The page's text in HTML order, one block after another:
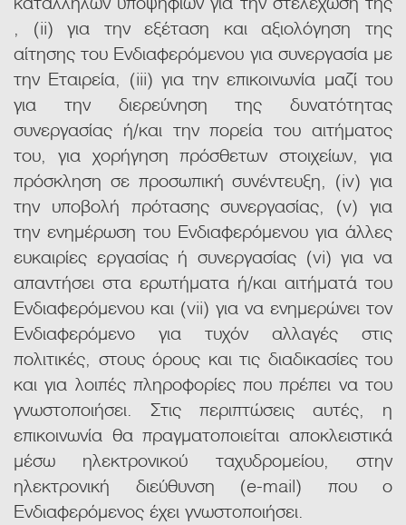
, (ii) για την εξέταση και αξιολόγηση της
αίτησης του Ενδιαφερόμενου για συνεργασία με
την Εταιρεία, (iii) για την επικοινωνία μαζί του
για την διερεύνηση της δυνατότητας
συνεργασίας ή/και την πορεία του αιτήματος
του, για χορήγηση πρόσθετων στοιχείων, για
πρόσκληση σε προσωπική συνέντευξη, (iv) για
την υποβολή πρότασης συνεργασίας, (v) για
την ενημέρωση του Ενδιαφερόμενου για άλλες
ευκαιρίες εργασίας ή συνεργασίας (vi) για να
απαντήσει στα ερωτήματα ή/και αιτήματά του
Ενδιαφερόμενου και (vii) για να ενημερώνει τον
Ενδιαφερόμενο για τυχόν αλλαγές στις
πολιτικές, στους όρους και τις διαδικασίες του
και για λοιπές πληροφορίες που πρέπει να του
γνωστοποιήσει. Στις περιπτώσεις αυτές, η
επικοινωνία θα πραγματοποιείται αποκλειστικά
μέσω ηλεκτρονικού ταχυδρομείου, στην
ηλεκτρονική διεύθυνση (e-mail) που ο
Ενδιαφερόμενος έχει γνωστοποιήσει.